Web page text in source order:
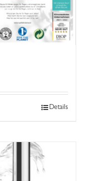
Details